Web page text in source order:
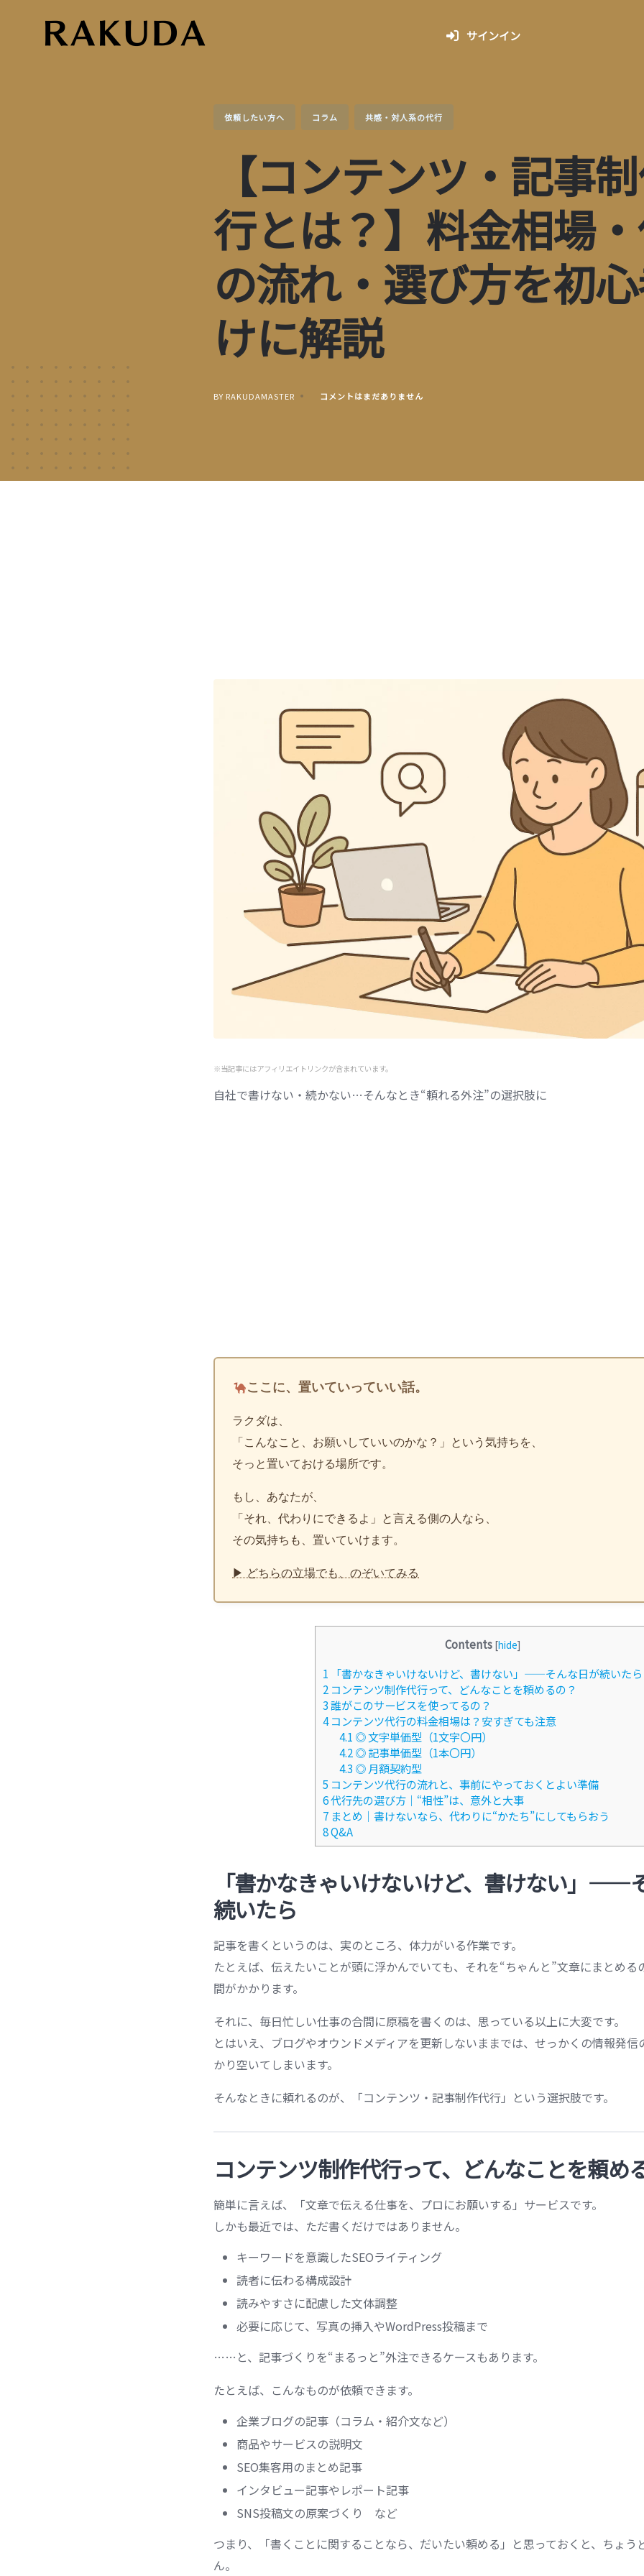
サインイン
依頼したい方へ コラム 共感・対人系の代行
【コンテンツ・記事
行とは？】料金相場
の流れ・選び方を初
けに解説
BY RAKUDAMASTER コメントはまだありません
※当記事にはアフィリエイトリンクが含まれています。
自社で書けない・続かない…そんなとき“頼れる外注”の選択肢に
ここに、置いていっていい話。
ラクダは、
「こんなこと、お願いしていいのかな？」という気持ちを、
そっと置いておける場所です。
もし、あなたが、
「それ、代わりにできるよ」と言える側の人なら、
その気持ちも、置いていけます。
▶ どちらの立場でも、のぞいてみる
Contents [hide]
1 「書かなきゃいけないけど、書けない」——そんな日が続いたら
2 コンテンツ制作代行って、どんなことを頼めるの？
3誰がこのサービスを使ってるの？
4コンテンツ代行の料金相場は？安すぎても注意
4.1 ◎ 文字単価型（1文字〇円）
4.2◎ 記事単価型（1本〇円）
4.3 ◎ 月額契約型
5 コンテンツ代行の流れと、事前にやっておくとよい準備
6代行先の選び方｜“相性”は、意外と大事
7 まとめ｜書けないなら、代わりに“かたち”にしてもらおう
8Q&A
「書かなきゃいけないけど、書けない」——
続いたら
記事を書くというのは、実のところ、体力がいる作業です。
たとえば、伝えたいことが頭に浮かんでいても、それを“ちゃんと”文章にまとめる
間がかかります。
それに、毎日忙しい仕事の合間に原稿を書くのは、思っている以上に大変です。
とはいえ、ブログやオウンドメディアを更新しないままでは、せっかくの情報発信
かり空いてしまいます。
そんなときに頼れるのが、「コンテンツ・記事制作代行」という選択肢です。
コンテンツ制作代行って、どんなことを頼め
簡単に言えば、「文章で伝える仕事を、プロにお願いする」サービスです。
しかも最近では、ただ書くだけではありません。
キーワードを意識したSEOライティング
読者に伝わる構成設計
読みやすさに配慮した文体調整
必要に応じて、写真の挿入やWordPress投稿まで
……と、記事づくりを“まるっと”外注できるケースもあります。
たとえば、こんなものが依頼できます。
企業ブログの記事（コラム・紹介文など）
商品やサービスの説明文
SEO集客用のまとめ記事
インタビュー記事やレポート記事
SNS投稿文の原案づくり など
つまり、「書くことに関することなら、だいたい頼める」と思っておくと、ちょう
ん。